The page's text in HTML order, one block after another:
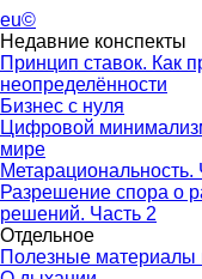
You are here
eu©
Недавние конспекты
Принцип ставок. Как
неопределённости
Бизнес с нуля
Цифровой
мире
Метарациональность.
Разрешение спора о
решений. Часть 2
Отдельное
Полезные материалы